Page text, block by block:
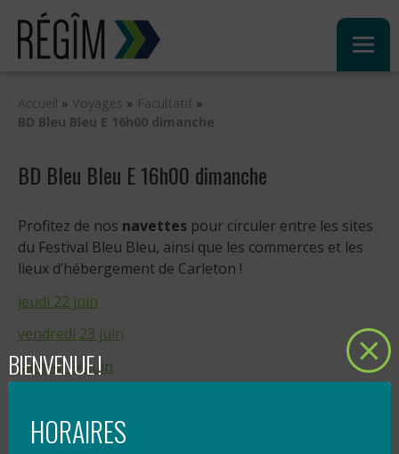
Sauter
contenu
Accueil » Voyages » Facultatif »
BD Bleu Bleu E 16h00 dimanche
BD Bleu Bleu E 16h00 dimanche
Profitez de nos navettes pour circuler entre les sites
du Festival Bleu Bleu, ainsi que les commerces et les
lieux d’hébergement de Carleton !
jeudi 22 juin
vendredi 23 juin
samedi 24 juin
BIENVENUE !
HORAIRES